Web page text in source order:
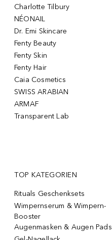
Charlotte Tilbury
NÉONAIL
Dr. Emi Skincare
Fenty Beauty
Fenty Skin
Fenty Hair
Caia Cosmetics
SWISS ARABIAN
ARMAF
Transparent Lab
TOP KATEGORIEN
Rituals Geschenksets
Wimpernserum & Wimpern-
Booster
Augenmasken & Augen Pads